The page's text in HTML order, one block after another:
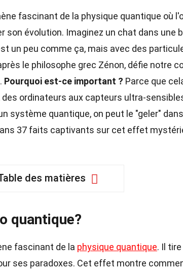
fascinant de la physique quantique où
évolution. Imaginez un chat dans une
un peu comme ça, mais avec des
le philosophe grec Zénon, défie notre
Pourquoi est-ce important ? Parce que
ordinateurs aux capteurs ultra-
système quantique, on peut le "geler"
37 faits captivants sur cet effet
des matières
quantique?
fascinant de la physique quantique. Il
ses paradoxes. Cet effet montre